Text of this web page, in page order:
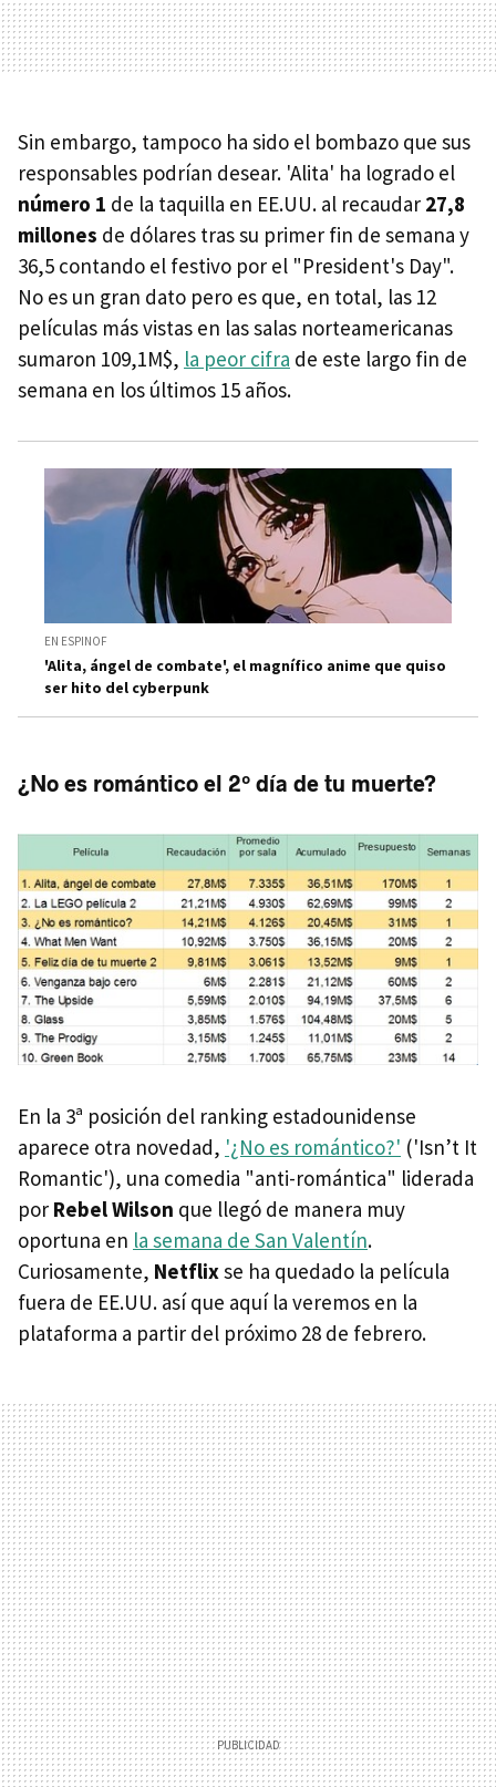
Sin embargo, tampoco ha sido el bombazo que sus
responsables podrían desear. 'Alita' ha logrado el
número 1 de la taquilla en EE.UU. al recaudar 27,8
millones de dólares tras su primer fin de semana y
36,5 contando el festivo por el "President's Day".
No es un gran dato pero es que, en total, las 12
películas más vistas en las salas norteamericanas
sumaron 109,1M$, la peor cifra de este largo fin de
semana en los últimos 15 años.
EN ESPINOF
'Alita, ángel de combate', el magnífico anime que quiso
ser hito del cyberpunk
¿No es romántico el 2º día de tu muerte?
En la 3ª posición del ranking estadounidense
aparece otra novedad, '¿No es romántico?' ('Isn’t It
Romantic'), una comedia "anti-romántica" liderada
por Rebel Wilson que llegó de manera muy
oportuna en la semana de San Valentín.
Curiosamente, Netflixse ha quedado la película
fuera de EE.UU. así que aquí la veremos en la
plataforma a partir del próximo 28 de febrero.